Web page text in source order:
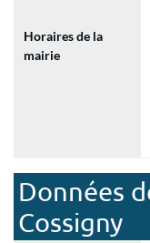
Horaires de la
mairie
Données
Cossigny